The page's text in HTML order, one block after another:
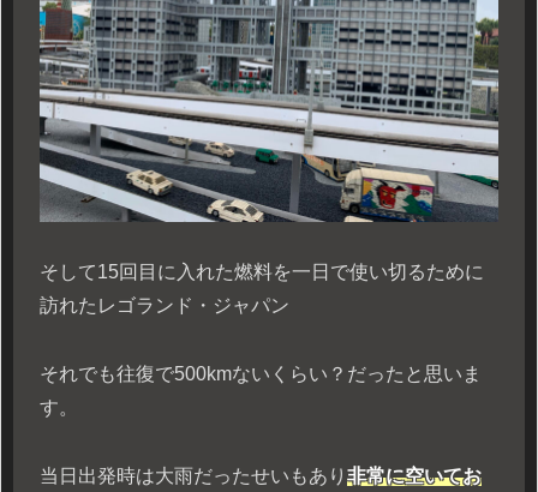
そして15回目に入れた燃料を一日で使い切るために
訪れたレゴランド・ジャパン
それでも往復で500kmないくらい？だったと思いま
す。
当日出発時は大雨だったせいもあり 非常に空いてお